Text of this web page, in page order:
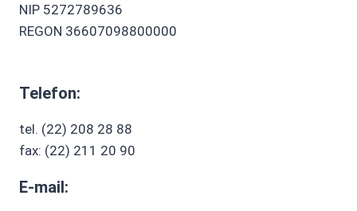
NIP 5272789636
REGON 36607098800000
Telefon:
tel. (22) 208 28 88
fax: (22) 211 20 90
E-mail: